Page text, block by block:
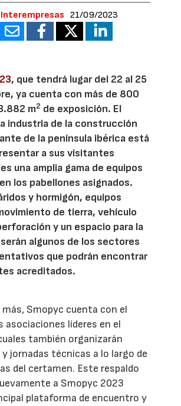
21/09/2023
, que tendrá lugar del 22 al 25
ya cuenta con más de 800
m2 de exposición. El
industria de la construcción
de la península ibérica está
a sus visitantes
una amplia gama de equipos
los pabellones asignados.
y hormigón, equipos
de tierra, vehículo
y un espacio para la
algunos de los sectores
que podrán encontrar
acreditados.
más, Smopyc cuenta con el
asociaciones líderes en el
también organizarán
jornadas técnicas a lo largo de
del certamen. Este respaldo
a Smopyc 2023
plataforma de encuentro y